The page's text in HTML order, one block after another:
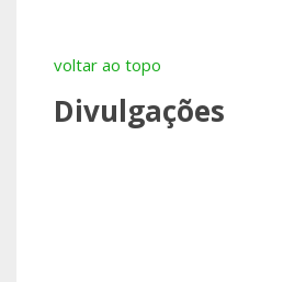
voltar ao topo
Divulgações